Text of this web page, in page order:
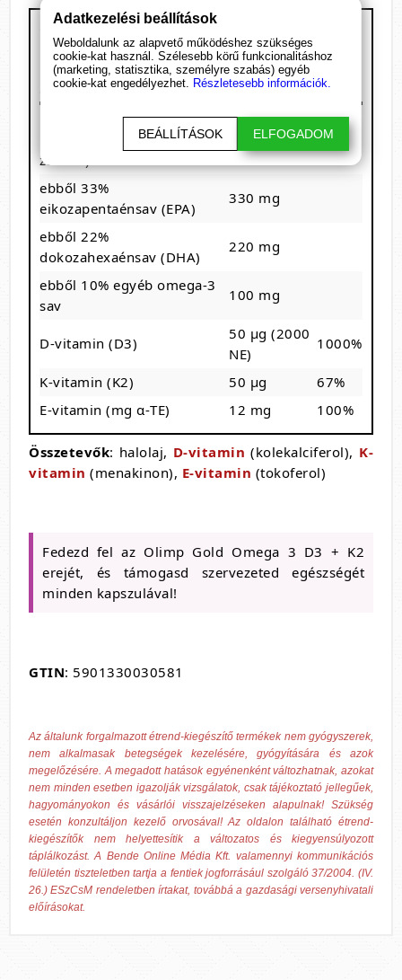
Olimp Gold Omega 3 D3 + K2
Kiszerelés: 60 kapszula
1 adag: 1 lágyzselatin kapszula
60 adagot tartalmaz
Megnevezés
/ 1 kapszulaRDA%
Halolaj (65% omega-3
zsírsav)
1000 mg
ebből 33%
eikozapentaénsav (EPA)
330 mg
ebből 22%
dokozahexaénsav (DHA)
220 mg
ebből 10% egyéb omega-3
sav
100 mg
D-vitamin (D3)
50 µg (2000
NE)
1000%
K-vitamin (K2) 50 µg
67%
E-vitamin (mg α-TE)
12 mg 100%
Összetevők: halolaj, D-vitamin (kolekalciferol), K-
vitamin (menakinon), E-vitamin (tokoferol)
Fedezd fel az Olimp Gold Omega 3 D3 + K2
erejét, és támogasd szervezeted egészségét
minden kapszulával!
GTIN: 5901330030581
Az általunk forgalmazott étrend-kiegészítő termékek nem gyógyszerek,
nem alkalmasak betegségek kezelésére, gyógyítására és azok
megelőzésére. A megadott hatások egyénenként változhatnak, azokat
nem minden esetben igazolják vizsgálatok, csak tájékoztató jellegűek,
hagyományokon és vásárlói visszajelzéseken alapulnak! Szükség
esetén konzultáljon kezelő orvosával! Az oldalon található étrend-
kiegészítők nem helyettesítik a változatos és kiegyensúlyozott
táplálkozást. A Bende Online Média Kft. valamennyi kommunikációs
felületén tiszteletben tartja a fentiek jogforrásául szolgáló 37/2004. (IV.
26.) ESzCsM rendeletben írtakat, továbbá a gazdasági versenyhivatali
előírásokat.
Adatkezelési beállítások
Weboldalunk az alapvető működéshez szükséges
cookie-kat használ. Szélesebb körű funkcionalitáshoz
(marketing, statisztika, személyre szabás) egyéb
cookie-kat engedélyezhet. Részletesebb információk.
BEÁLLÍTÁSOK ELFOGADOM